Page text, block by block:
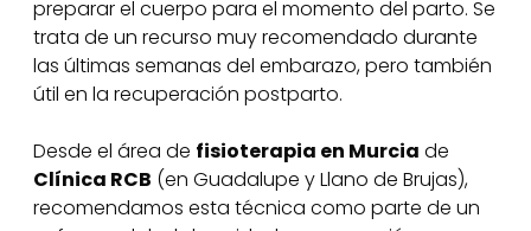
preparar el cuerpo para el momento del parto. Se
trata de un recurso muy recomendado durante
las últimas semanas del embarazo, pero también
útil en la recuperación postparto.
Desde el área de fisioterapia en Murcia de
Clínica RCB (en Guadalupe y Llano de Brujas),
recomendamos esta técnica como parte de un